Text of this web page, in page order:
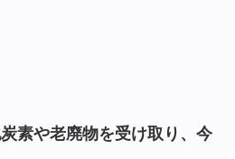
素や老廃物を受け取り、今